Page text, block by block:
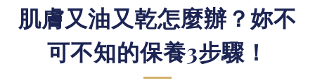
肌膚又油又乾怎麼辦？妳不
可不知的保養3步驟！